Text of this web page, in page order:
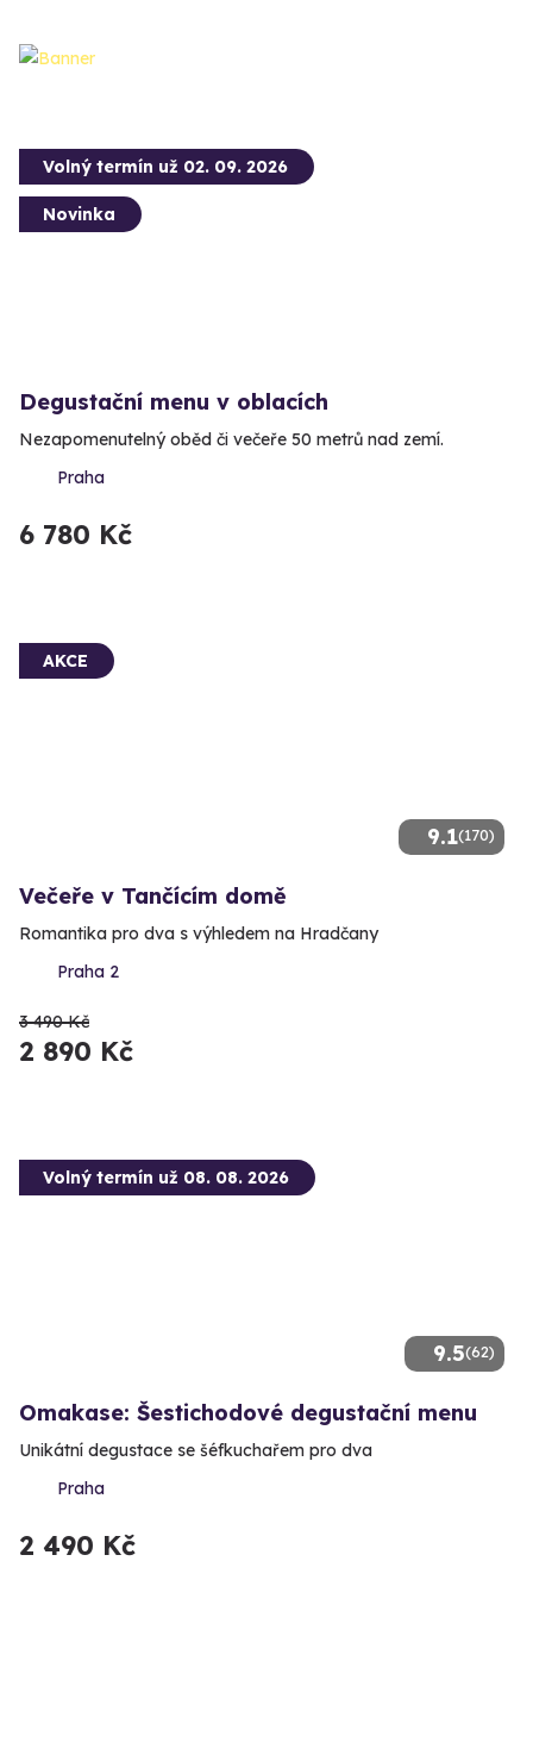
Volný termín už 02. 09. 2026
Novinka
Degustační menu v oblacích
Nezapomenutelný oběd či večeře 50 metrů nad zemí.
Praha
6 780 Kč
9.1(170)
AKCE
Večeře v Tančícím domě
Romantika pro dva s výhledem na Hradčany
Praha 2
3 490 Kč
2 890 Kč
9.5(62)
Volný termín už 08. 08. 2026
Omakase: Šestichodové degustační menu
Unikátní degustace se šéfkuchařem pro dva
Praha
2 490 Kč